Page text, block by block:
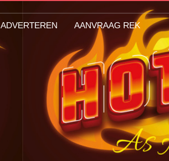
ADVERTEREN AANVRAAG REK